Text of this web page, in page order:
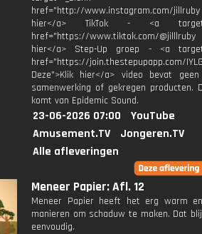
href="http://www.instagram.com/
hier</a> TikTok - <a
href="https://www.tiktok.com/
hier</a> Step-Up groep - <a
href="https://join.thestepupapp.com/
Deze">Klik hier</a> video bevat
samenwerking of gekregen producten.
komt van Epidemic Sound.
23-06-2026 07:00
YouTube
Amusement.TV
Jongeren.TV
Alle afleveringen
Meneer Papier: Afl. 12
Meneer Papier heeft het erg warm
manieren om schaduw te maken. Dat
eenvoudig.